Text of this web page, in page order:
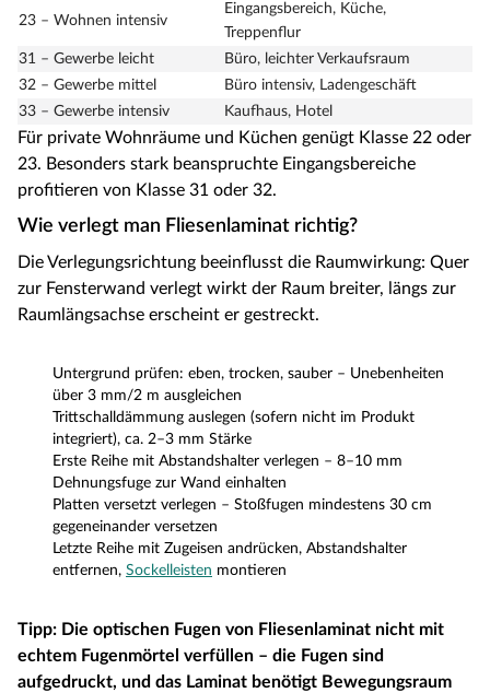
23 – Wohnen intensiv
Eingangsbereich, Küche,
Treppenflur
31 – Gewerbe leicht
Büro, leichter Verkaufsraum
32 – Gewerbe mittel
Büro intensiv, Ladengeschäft
33 – Gewerbe intensiv
Kaufhaus, Hotel
Für private Wohnräume und Küchen genügt Klasse 22 oder
23. Besonders stark beanspruchte Eingangsbereiche
profitieren von Klasse 31 oder 32.
Wie verlegt man Fliesenlaminat richtig?
Die Verlegungsrichtung beeinflusst die Raumwirkung: Quer
zur Fensterwand verlegt wirkt der Raum breiter, längs zur
Raumlängsachse erscheint er gestreckt.
Untergrund prüfen: eben, trocken, sauber – Unebenheiten
über 3 mm/2 m ausgleichen
Trittschalldämmung auslegen (sofern nicht im Produkt
integriert), ca. 2–3 mm Stärke
Erste Reihe mit Abstandshalter verlegen – 8–10 mm
Dehnungsfuge zur Wand einhalten
Platten versetzt verlegen – Stoßfugen mindestens 30 cm
gegeneinander versetzen
Letzte Reihe mit Zugeisen andrücken, Abstandshalter
entfernen, Sockelleisten montieren
Tipp: Die optischen Fugen von Fliesenlaminat nicht mit
echtem Fugenmörtel verfüllen – die Fugen sind
aufgedruckt, und das Laminat benötigt Bewegungsraum